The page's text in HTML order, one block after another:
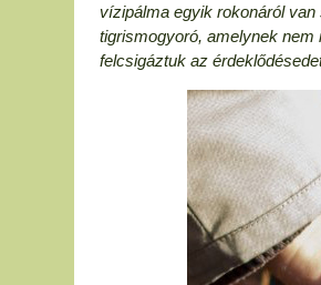
vízipálma egyik rokonáról
tigrismogyoró, amelynek
felcsigáztuk az